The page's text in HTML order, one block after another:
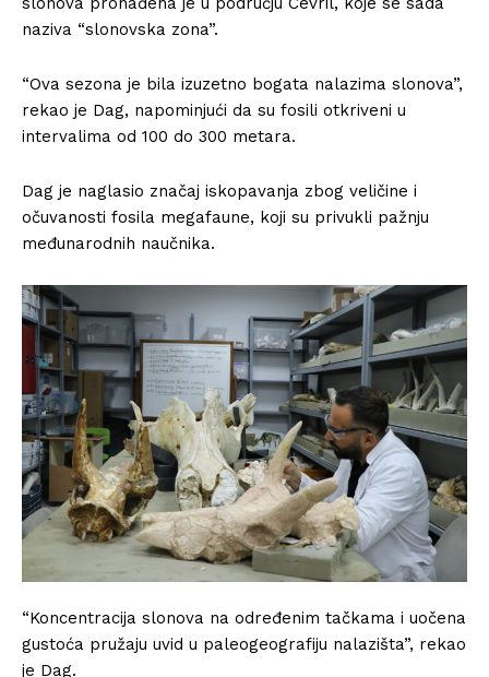
naziva “slonovska zona”.
“Ova sezona je bila izuzetno bogata nalazima slonova”,
rekao je Dag, napominjući da su fosili otkriveni u
intervalima od 100 do 300 metara.
Dag je naglasio značaj iskopavanja zbog veličine i
očuvanosti fosila megafaune, koji su privukli pažnju
međunarodnih naučnika.
“Koncentracija slonova na određenim tačkama i uočena
gustoća pružaju uvid u paleogeografiju nalazišta”, rekao
je Dag.